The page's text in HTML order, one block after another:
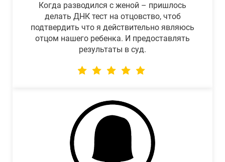
Когда разводился с женой – пришлось
делать ДНК тест на отцовство, чтоб
подтвердить что я действительно являюсь
отцом нашего ребенка. И предоставлять
результаты в суд.